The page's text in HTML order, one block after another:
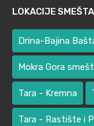
LOKACIJE
Drina-Bajina
Mokra Gora
Tara - Kremna
Tara - Rastište i